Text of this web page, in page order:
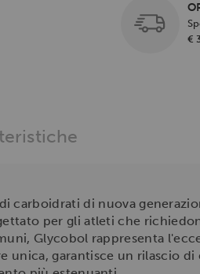
€
carboidrati di nuova
per gli atleti che
Glycobol rappresenta
garantisce un rilascio